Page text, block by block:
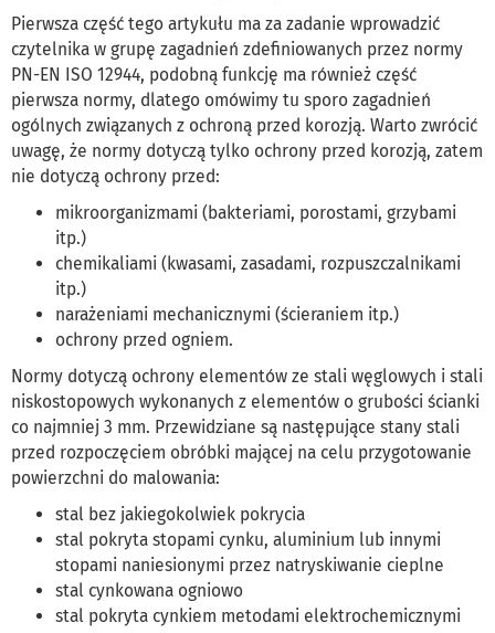
Pierwsza część tego artykułu ma za zadanie wprowadzić
czytelnika w grupę zagadnień zdefiniowanych przez normy
PN-EN ISO 12944, podobną funkcję ma również część
pierwsza normy, dlatego omówimy tu sporo zagadnień
ogólnych związanych z ochroną przed korozją. Warto zwrócić
uwagę, że normy dotyczą tylko ochrony przed korozją, zatem
nie dotyczą ochrony przed:
mikroorganizmami (bakteriami, porostami, grzybami
itp.)
chemikaliami (kwasami, zasadami, rozpuszczalnikami
itp.)
narażeniami mechanicznymi (ścieraniem itp.)
ochrony przed ogniem.
Normy dotyczą ochrony elementów ze stali węglowych i stali
niskostopowych wykonanych z elementów o grubości ścianki
co najmniej 3 mm. Przewidziane są następujące stany stali
przed rozpoczęciem obróbki mającej na celu przygotowanie
powierzchni do malowania:
stal bez jakiegokolwiek pokrycia
stal pokryta stopami cynku, aluminium lub innymi
stopami naniesionymi przez natryskiwanie cieplne
stal cynkowana ogniowo
stal pokryta cynkiem metodami elektrochemicznymi